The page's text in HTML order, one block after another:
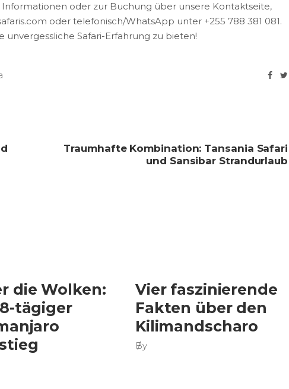
oder zur Buchung über unsere Kontaktseite,
oder telefonisch/WhatsApp unter +255 788 381 081.
unvergessliche Safari-Erfahrung zu bieten!
Traumhafte Kombination: Tansania Safari
und Sansibar Strandurlaub
die Wolken:
tägiger
Vier faszinierende
Fakten über den
Kilimandscharo
By